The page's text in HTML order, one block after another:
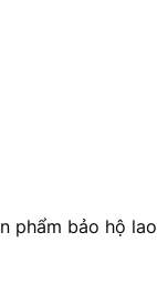
phẩm bảo hộ lao